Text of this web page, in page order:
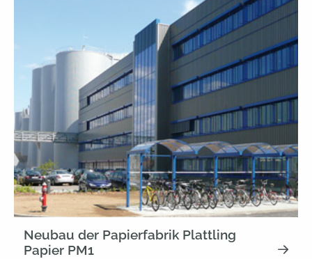
Neubau der Papierfabrik Plattling
Papier PM1